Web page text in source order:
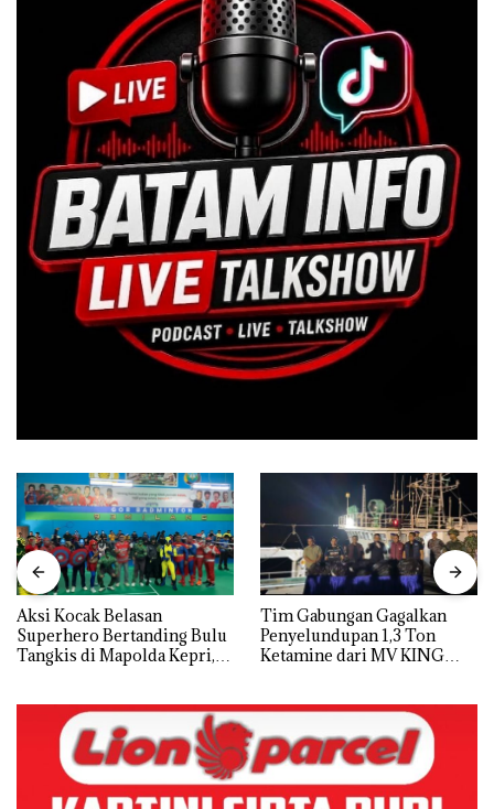
Aksi Kocak Belasan
Superhero Bertanding Bulu
Tangkis di Mapolda Kepri,
Tim Gabungan Gagalkan
Penyelundupan 1,3 Ton
Ketamine dari MV KING